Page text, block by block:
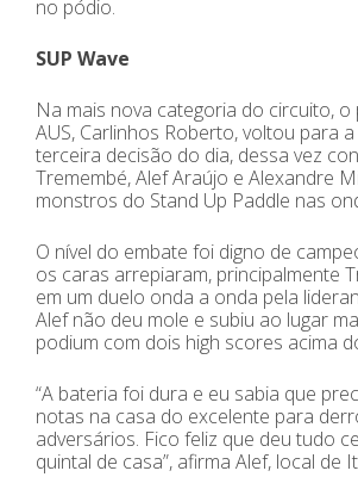
no pódio.
SUP Wave
Na mais nova categoria do circuito, o
AUS, Carlinhos Roberto, voltou para
terceira decisão do dia, dessa vez
Tremembé, Alef Araújo e Alexandre
monstros do Stand Up Paddle nas
O nível do embate foi digno de
os caras arrepiaram, principalmente
em um duelo onda a onda pela
Alef não deu mole e subiu ao lugar
podium com dois high scores acima
“A bateria foi dura e eu sabia que
notas na casa do excelente para
adversários. Fico feliz que deu tudo
quintal de casa”, afirma Alef, local de